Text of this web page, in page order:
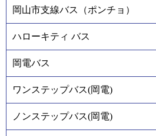
岡山市支線バス（ポンチョ）
ハローキティ バス
岡電バス
ワンステップバス(岡電)
ノンステップバス(岡電)